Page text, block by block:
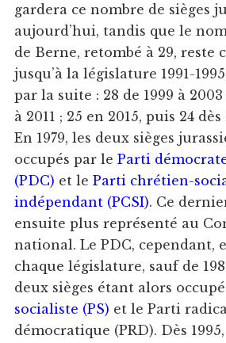
gardera ce nombre de sièges
aujourd’hui, tandis que le
de Berne, retombé à 29, reste
jusqu’à la législature 1991-
par la suite : 28 de 1999 à 2003
à 2011 ; 25 en 2015, puis 24 dès
En 1979, les deux sièges
occupés par le Parti
(PDC) et le Parti chrétien-
indépendant (PCSI). Ce
ensuite plus représenté au
national. Le PDC, cependant,
chaque législature, sauf de
deux sièges étant alors
socialiste (PS) et le Parti
démocratique (PRD). Dès